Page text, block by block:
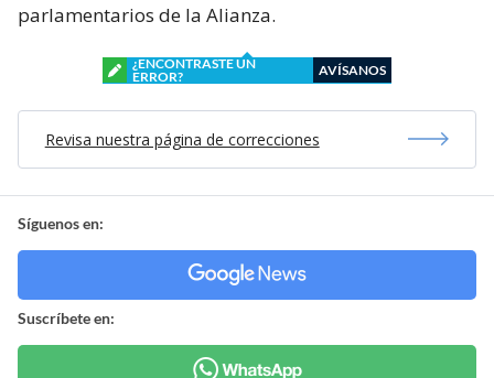
parlamentarios de la Alianza.
¿ENCONTRASTE UN
ERROR?
AVÍSANOS
Revisa nuestra página de correcciones
Síguenos en:
Suscríbete en: